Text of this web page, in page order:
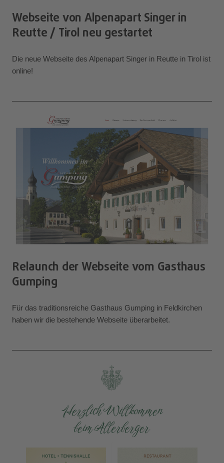
Webseite von Alpenapart Singer in
Reutte / Tirol neu gestartet
Die neue Webseite des Alpenapart Singer in Reutte in Tirol ist
online!
Relaunch der Webseite vom Gasthaus
Gumping
Für das traditionsreiche Gasthaus Gumping in Feldkirchen
haben wir die bestehende Webseite überarbeitet.